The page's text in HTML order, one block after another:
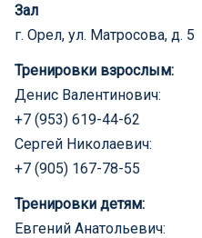
Зал
г. Орел, ул. Матросова, д. 5
Тренировки взрослым:
Денис Валентинович:
+7 (953) 619-44-62
Сергей Николаевич:
+7 (905) 167-78-55
Тренировки детям:
Евгений Анатольевич: